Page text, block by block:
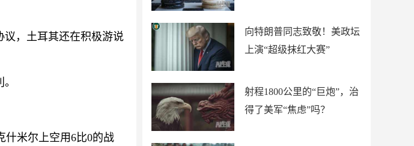
议，土耳其还在积极游说
什米尔上空用6比0的战
向特朗普同志致敬！美政坛
上演“超级抹红大赛”
射程1800公里的“巨炮”，治
得了美军“焦虑”吗？